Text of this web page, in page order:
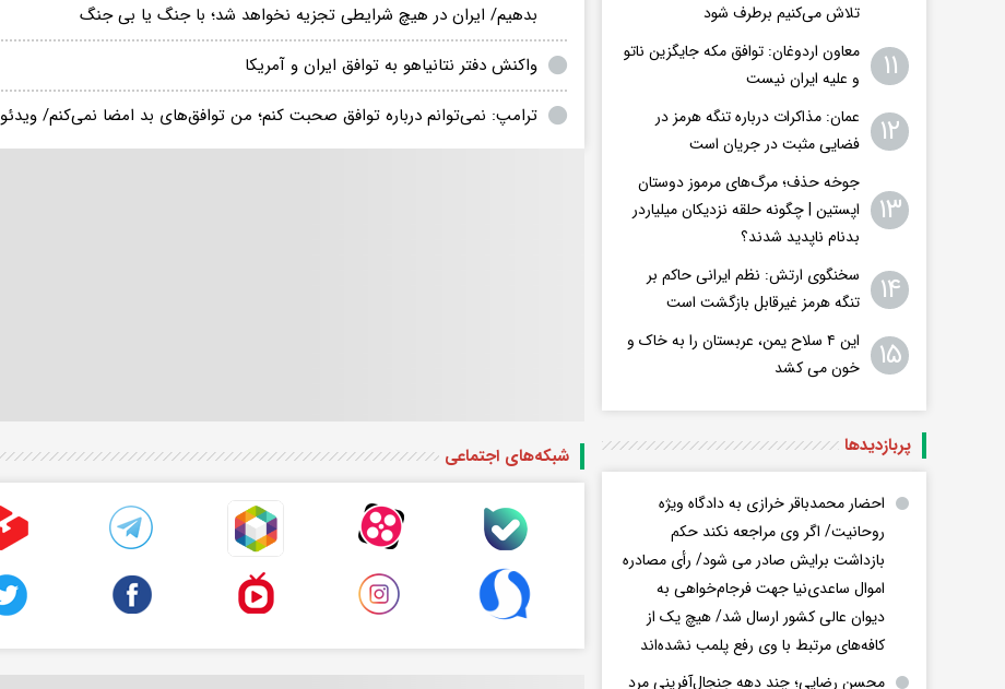
بدهیم/ ایران در هیچ شرایطی تجزیه نخواهد شد؛ با جنگ یا بی جنگ
واکنش دفتر نتانیاهو به توافق ایران و آمریکا
ترامپ: نمی‌توانم درباره توافق صحبت کنم؛ من توافق‌های بد امضا نمی‌کنم/ ویدئو
شبکه‌های اجتماعی
تلاش می‌کنیم برطرف شود
۱۱
معاون اردوغان: توافق مکه جایگزین ناتو
و علیه ایران نیست
۱۲
عمان: مذاکرات درباره تنگه هرمز در
فضایی مثبت در جریان است
۱۳
جوخه حذف؛ مرگ‌های مرموز دوستان
اپستین | چگونه حلقه نزدیکان میلیاردر
بدنام ناپدید شدند؟
۱۴
سخنگوی ارتش: نظم ایرانی حاکم بر
تنگه هرمز غیرقابل بازگشت است
۱۵
این ۴ سلاح یمن، عربستان را به خاک و
خون می کشد
پربازدید‌ها
احضار محمدباقر خرازی به دادگاه ویژه
روحانیت/ اگر وی مراجعه نکند حکم
بازداشت برایش صادر می شود/ رأی مصادره
اموال ساعدی‌نیا جهت فرجام‌خواهی به
دیوان عالی کشور ارسال شد/ هیچ یک از
کافه‌های مرتبط با وی رفع پلمب نشده‌اند
محسن رضایی؛ چند دهه جنجال‌آفرینی مرد